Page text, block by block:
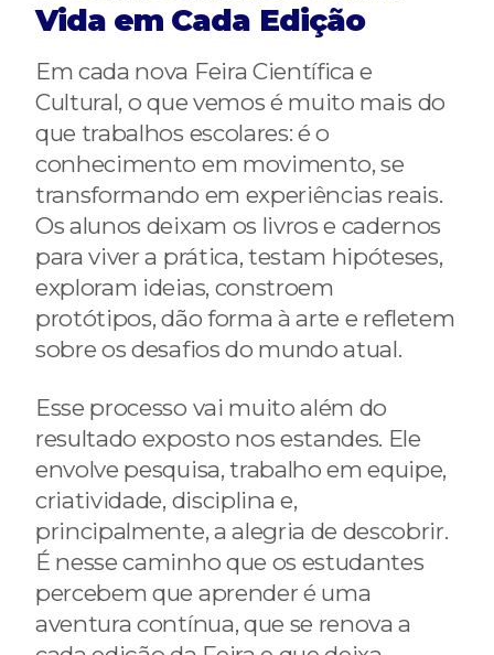
Vida em Cada Edição
Em cada nova Feira Científica e
Cultural, o que vemos é muito mais do
que trabalhos escolares: é o
conhecimento em movimento, se
transformando em experiências reais.
Os alunos deixam os livros e cadernos
para viver a prática, testam hipóteses,
exploram ideias, constroem
protótipos, dão forma à arte e refletem
sobre os desafios do mundo atual.
Esse processo vai muito além do
resultado exposto nos estandes. Ele
envolve pesquisa, trabalho em equipe,
criatividade, disciplina e,
principalmente, a alegria de descobrir.
É nesse caminho que os estudantes
percebem que aprender é uma
aventura contínua, que se renova a